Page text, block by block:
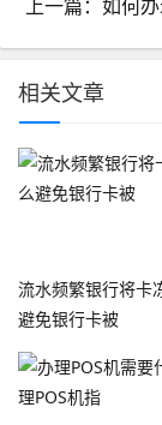
相关文章
流水频繁银行将卡
避免银行卡被